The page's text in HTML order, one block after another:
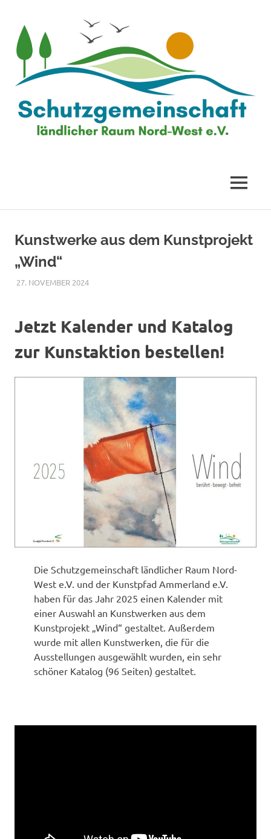
springen
Nord-
West
V.
MENÜ
Kunstwerke aus dem Kunstprojekt
„Wind“
27. NOVEMBER 2024ADMIN_SLR
VERANSTALTUNGEN DER SCHUTZGEMEINSCHAFT
Jetzt Kalender und Katalog
zur Kunstaktion bestellen!
Die Schutzgemeinschaft ländlicher Raum Nord-
West e.V. und der Kunstpfad Ammerland e.V.
haben für das Jahr 2025 einen Kalender mit
einer Auswahl an Kunstwerken aus dem
Kunstprojekt „Wind“ gestaltet. Außerdem
wurde mit allen Kunstwerken, die für die
Ausstellungen ausgewählt wurden, ein sehr
schöner Katalog (96 Seiten) gestaltet.